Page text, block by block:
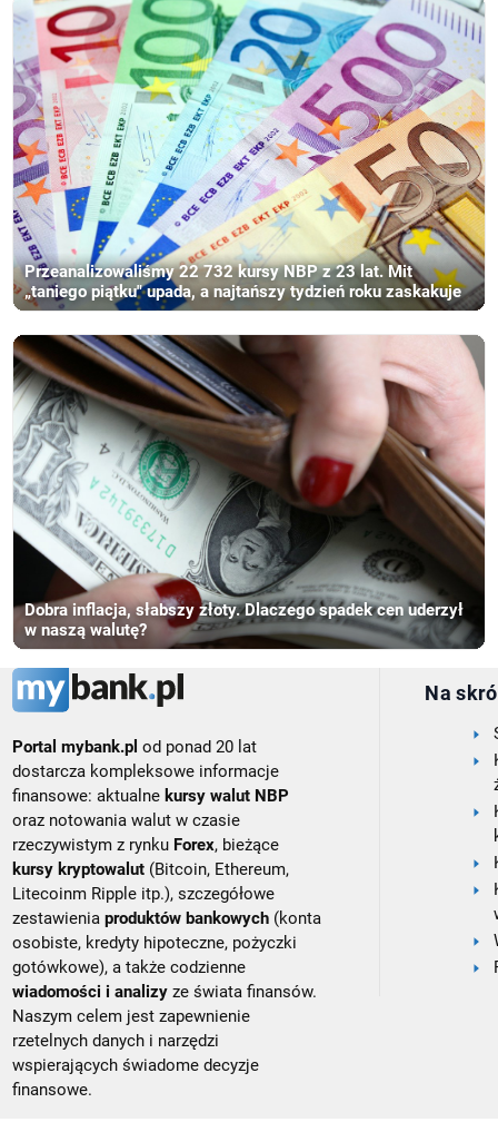
Przeanalizowaliśmy 22 732 kursy NBP z 23 lat. Mit
„taniego piątku" upada, a najtańszy tydzień roku zaskakuje
Dobra inflacja, słabszy złoty. Dlaczego spadek cen uderzył
w naszą walutę?
Portal mybank.pl od ponad 20 lat
dostarcza kompleksowe informacje
finansowe: aktualne kursy walut NBP
oraz notowania walut w czasie
rzeczywistym z rynku Forex, bieżące
kursy kryptowalut (Bitcoin, Ethereum,
Litecoinm Ripple itp.), szczegółowe
zestawieniaproduktów bankowych (konta
osobiste, kredyty hipoteczne, pożyczki
gotówkowe), a także codzienne
wiadomości i analizy ze świata finansów.
Naszym celem jest zapewnienie
rzetelnych danych i narzędzi
wspierających świadome decyzje
finansowe.
Na